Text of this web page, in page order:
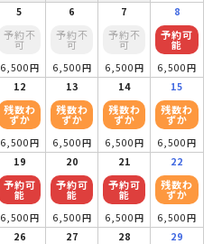
5
予約不
可
6,500円
6
予約不
可
6,500円
7
予約不
可
6,500円
8
予約可
能
6,500円
12
残数わ
ずか
6,500円
13
残数わ
ずか
6,500円
14
残数わ
ずか
6,500円
15
残数わ
ずか
6,500円
19
予約可
能
6,500円
20
予約可
能
6,500円
21
予約可
能
6,500円
22
残数わ
ずか
6,500円
26 27 28 29